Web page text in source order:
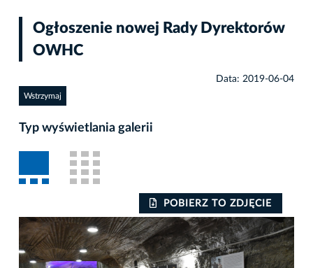
Ogłoszenie nowej Rady Dyrektorów
OWHC
Data: 2019-06-04
Wstrzymaj
Typ wyświetlania galerii
POBIERZ TO ZDJĘCIE